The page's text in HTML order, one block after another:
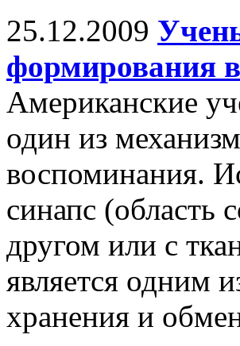
25.12.2009
формирования
Американские
один из
воспоминания.
синапс (область
другом или с
является одним
хранения и